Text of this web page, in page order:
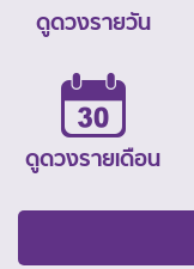
ดูดวงรายวัน
ดูดวงรายเดือน